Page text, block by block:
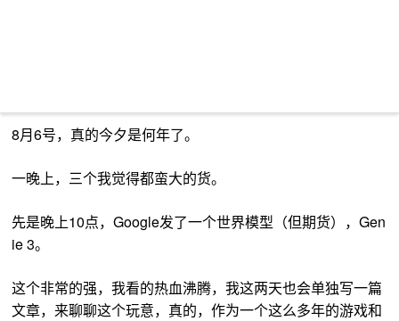
8月6号，真的今夕是何年了。
一晚上，三个我觉得都蛮大的货。
先是晚上10点，Google发了一个世界模型（但期货），Gen
ie 3。
这个非常的强，我看的热血沸腾，我这两天也会单独写一篇
文章，来聊聊这个玩意，真的，作为一个这么多年的游戏和